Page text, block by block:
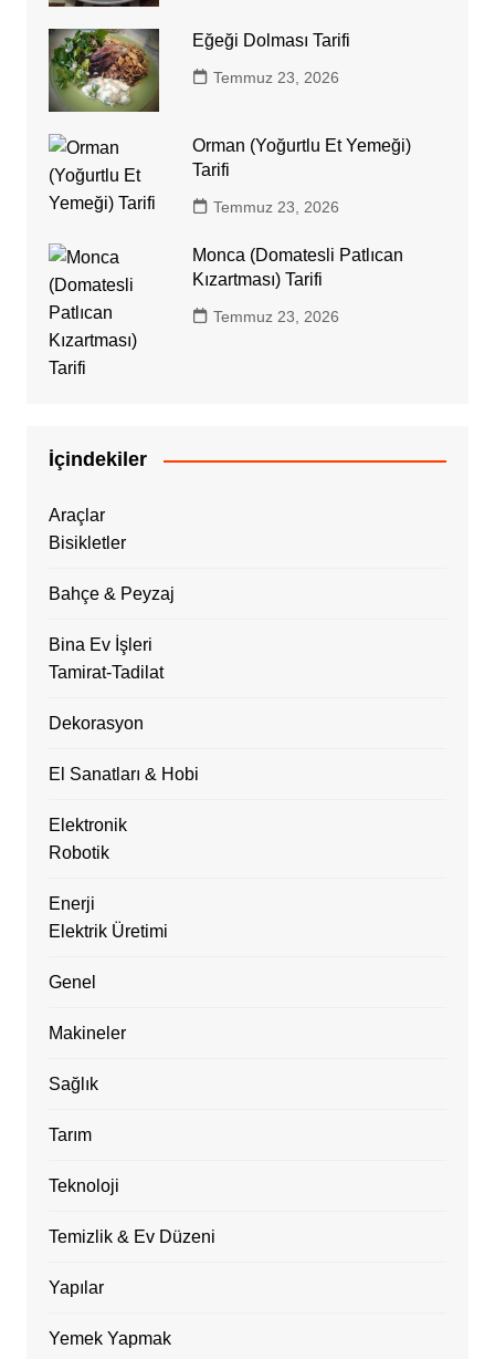
Eğeği Dolması Tarifi
Temmuz 23, 2026
Orman (Yoğurtlu Et Yemeği)
Tarifi
Temmuz 23, 2026
Monca (Domatesli Patlıcan
Kızartması) Tarifi
Temmuz 23, 2026
İçindekiler
Araçlar
Bisikletler
Bahçe & Peyzaj
Bina Ev İşleri
Tamirat-Tadilat
Dekorasyon
El Sanatları & Hobi
Elektronik
Robotik
Enerji
Elektrik Üretimi
Genel
Makineler
Sağlık
Tarım
Teknoloji
Temizlik & Ev Düzeni
Yapılar
Yemek Yapmak